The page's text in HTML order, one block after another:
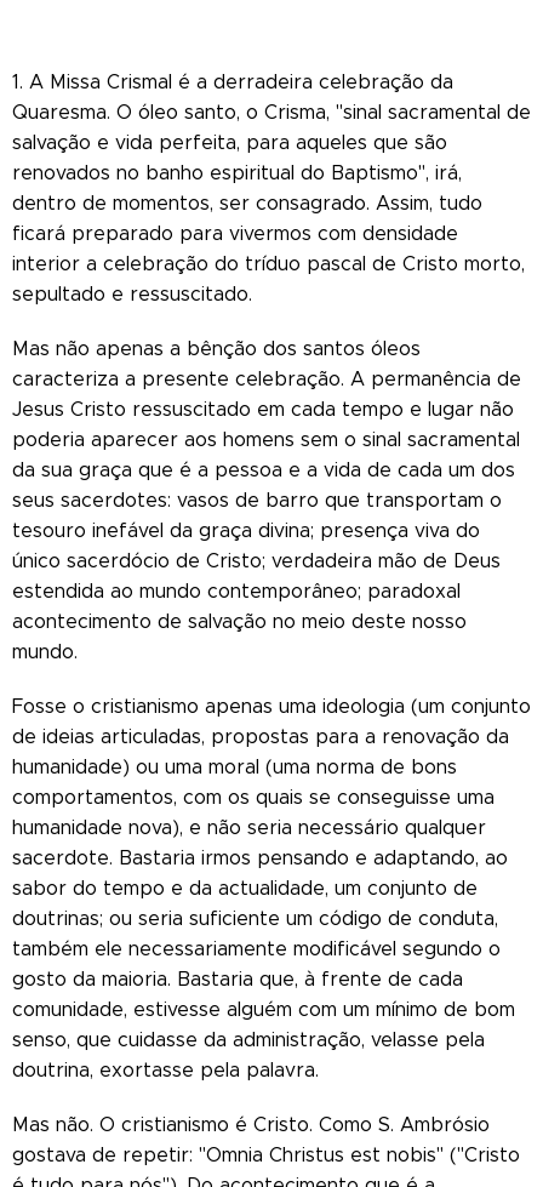
1. A Missa Crismal é a derradeira celebração da
Quaresma. O óleo santo, o Crisma, "sinal sacramental de
salvação e vida perfeita, para aqueles que são
renovados no banho espiritual do Baptismo", irá,
dentro de momentos, ser consagrado. Assim, tudo
ficará preparado para vivermos com densidade
interior a celebração do tríduo pascal de Cristo morto,
sepultado e ressuscitado.
Mas não apenas a bênção dos santos óleos
caracteriza a presente celebração. A permanência de
Jesus Cristo ressuscitado em cada tempo e lugar não
poderia aparecer aos homens sem o sinal sacramental
da sua graça que é a pessoa e a vida de cada um dos
seus sacerdotes: vasos de barro que transportam o
tesouro inefável da graça divina; presença viva do
único sacerdócio de Cristo; verdadeira mão de Deus
estendida ao mundo contemporâneo; paradoxal
acontecimento de salvação no meio deste nosso
mundo.
Fosse o cristianismo apenas uma ideologia (um conjunto
de ideias articuladas, propostas para a renovação da
humanidade) ou uma moral (uma norma de bons
comportamentos, com os quais se conseguisse uma
humanidade nova), e não seria necessário qualquer
sacerdote. Bastaria irmos pensando e adaptando, ao
sabor do tempo e da actualidade, um conjunto de
doutrinas; ou seria suficiente um código de conduta,
também ele necessariamente modificável segundo o
gosto da maioria. Bastaria que, à frente de cada
comunidade, estivesse alguém com um mínimo de bom
senso, que cuidasse da administração, velasse pela
doutrina, exortasse pela palavra.
Mas não. O cristianismo é Cristo. Como S. Ambrósio
gostava de repetir: "Omnia Christus est nobis" ("Cristo